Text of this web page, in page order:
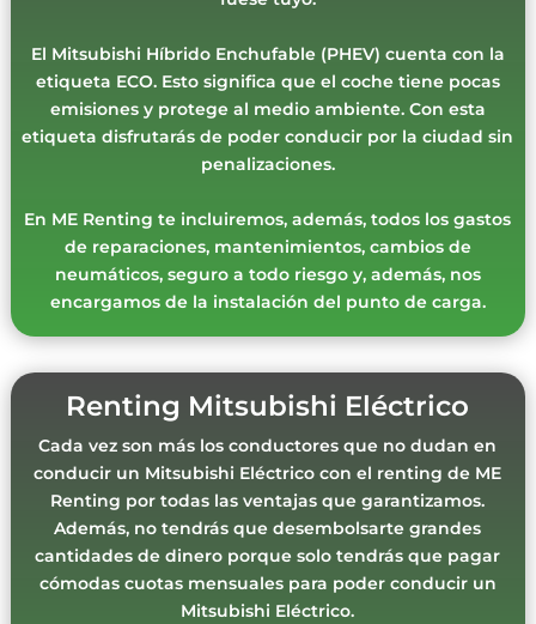
El Mitsubishi Híbrido Enchufable (PHEV) cuenta con la
etiqueta ECO. Esto significa que el coche tiene pocas
emisiones y protege al medio ambiente. Con esta
etiqueta disfrutarás de poder conducir por la ciudad sin
penalizaciones.
En ME Renting te incluiremos, además, todos los gastos
de reparaciones, mantenimientos, cambios de
neumáticos, seguro a todo riesgo y, además, nos
encargamos de la instalación del punto de carga.
Renting Mitsubishi Eléctrico
Cada vez son más los conductores que no dudan en
conducir un Mitsubishi Eléctrico con el renting de ME
Renting por todas las ventajas que garantizamos.
Además, no tendrás que desembolsarte grandes
cantidades de dinero porque solo tendrás que pagar
cómodas cuotas mensuales para poder conducir un
Mitsubishi Eléctrico.